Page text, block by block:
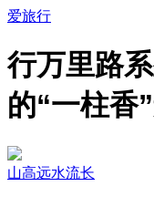
爱旅行
行万里路
的“一柱香
山高远水流长